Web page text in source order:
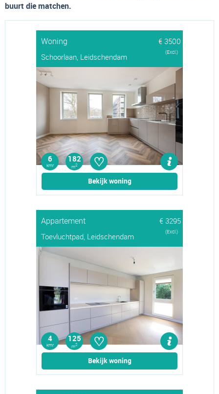
buurt die matchen.
Woning
€ 3500
Schoorlaan, Leidschendam
(Excl.)
6
kmr
182
m2 ♡
Bekijk woning
Appartement
€ 3295
Toevluchtpad, Leidschendam
(Excl.)
4
kmr
125
m2 ♡
Bekijk woning